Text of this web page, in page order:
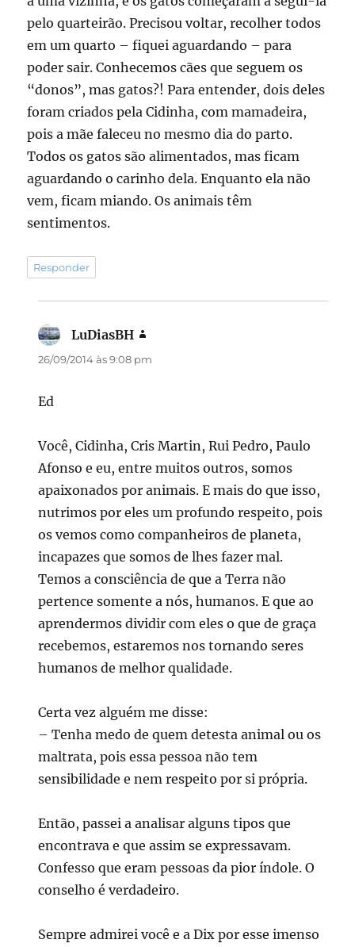
pelo quarteirão. Precisou voltar, recolher todos
em um quarto – fiquei aguardando – para
poder sair. Conhecemos cães que seguem os
“donos”, mas gatos?! Para entender, dois deles
foram criados pela Cidinha, com mamadeira,
pois a mãe faleceu no mesmo dia do parto.
Todos os gatos são alimentados, mas ficam
aguardando o carinho dela. Enquanto ela não
vem, ficam miando. Os animais têm
sentimentos.
Responder
LuDiasBH
26/09/2014 às 9:08 pm
Ed
Você, Cidinha, Cris Martin, Rui Pedro, Paulo
Afonso e eu, entre muitos outros, somos
apaixonados por animais. E mais do que isso,
nutrimos por eles um profundo respeito, pois
os vemos como companheiros de planeta,
incapazes que somos de lhes fazer mal.
Temos a consciência de que a Terra não
pertence somente a nós, humanos. E que ao
aprendermos dividir com eles o que de graça
recebemos, estaremos nos tornando seres
humanos de melhor qualidade.
Certa vez alguém me disse:
– Tenha medo de quem detesta animal ou os
maltrata, pois essa pessoa não tem
sensibilidade e nem respeito por si própria.
Então, passei a analisar alguns tipos que
encontrava e que assim se expressavam.
Confesso que eram pessoas da pior índole. O
conselho é verdadeiro.
Sempre admirei você e a Dix por esse imenso